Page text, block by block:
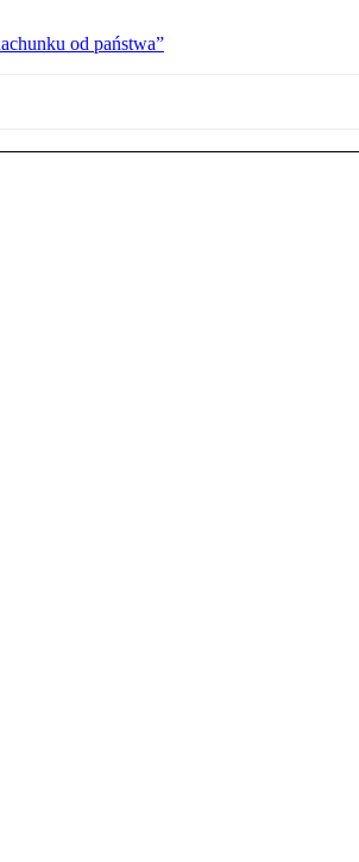
od państwa”